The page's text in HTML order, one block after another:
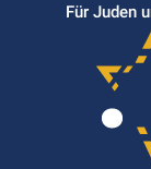
Für Juden